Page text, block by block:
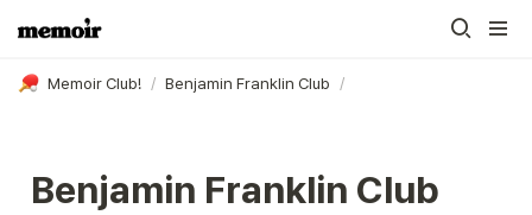
Memoir Club! / Benjamin Franklin Club /
Benjamin Franklin Club